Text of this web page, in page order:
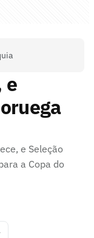
e
e Seleção
a Copa do